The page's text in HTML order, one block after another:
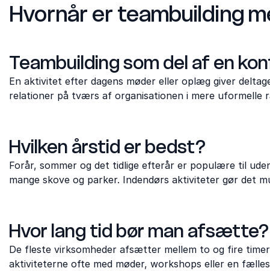
Hvornår er teambuilding
Teambuilding som del af en
En aktivitet efter dagens møder eller oplæg giver
relationer på tværs af organisationen i mere uformelle
Hvilken årstid er bedst?
Forår, sommer og det tidlige efterår er populære til
mange skove og parker. Indendørs aktiviteter gør det
Hvor lang tid bør man afsætte?
De fleste virksomheder afsætter mellem to og fire
aktiviteterne ofte med møder, workshops eller en fælles